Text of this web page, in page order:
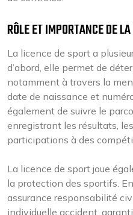
RÔLE ET IMPORTANCE DE
La licence de sport a
d’abord, elle permet de
notamment à travers la
date de naissance et
également de suivre le
enregistrant les résultats,
participations à des
La licence de sport joue
la protection des sportifs.
assurance responsabilité
individuelle accident,